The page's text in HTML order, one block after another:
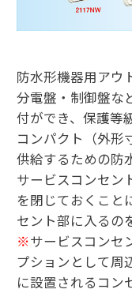
防水形機器用アウ
分電盤・制御盤な
付ができ、保護等
コンパクト（外形
供給するための防
サービスコンセン
を閉じておくこと
セント部に入るの
※サービスコンセ
プションとして周
に設置されるコン